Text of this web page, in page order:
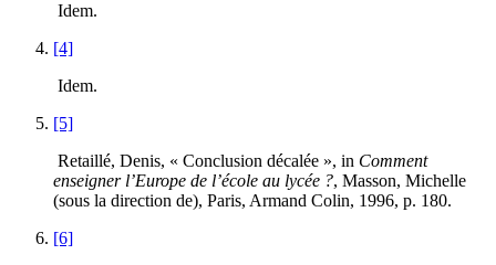
Idem.
[4]
Idem.
[5]
Retaillé, Denis, « Conclusion décalée », in Comment
enseigner l’Europe de l’école au lycée ?, Masson, Michelle
(sous la direction de), Paris, Armand Colin, 1996, p. 180.
[6]